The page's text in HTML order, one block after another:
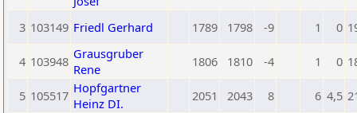
3 103149 Friedl Gerhard 1789 1798 -9 1 0
4 103948 Grausgruber
Rene
1806 1810 -4 1 0
5 105517 Hopfgartner
Heinz DI.
2051 2043 8 6 4,5